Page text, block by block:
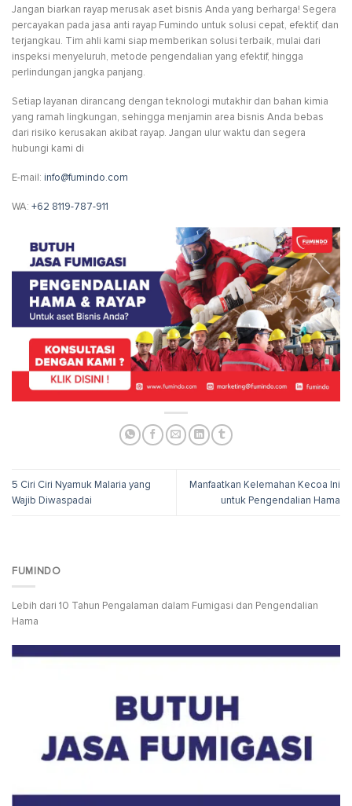
Jangan biarkan rayap merusak aset bisnis Anda yang berharga! Segera
percayakan pada jasa anti rayap Fumindo untuk solusi cepat, efektif, dan
terjangkau. Tim ahli kami siap memberikan solusi terbaik, mulai dari
inspeksi menyeluruh, metode pengendalian yang efektif, hingga
perlindungan jangka panjang.
Setiap layanan dirancang dengan teknologi mutakhir dan bahan kimia
yang ramah lingkungan, sehingga menjamin area bisnis Anda bebas
dari risiko kerusakan akibat rayap. Jangan ulur waktu dan segera
hubungi kami di
E-mail: info@fumindo.com
WA: +62 8119-787-911
5 Ciri Ciri Nyamuk Malaria yang
Wajib Diwaspadai
Manfaatkan Kelemahan Kecoa Ini
untuk Pengendalian Hama
FUMINDO
Lebih dari 10 Tahun Pengalaman dalam Fumigasi dan Pengendalian
Hama